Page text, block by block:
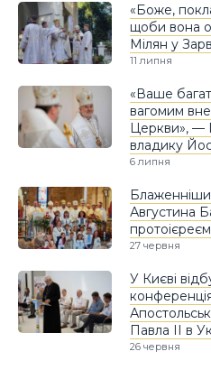
«Боже,
щоби вона
Мілян у
11 липня
«Ваше
вагомим
Церкви», —
владику
6 липня
Августина
протоієреєм
27 червня
У Києві
Павла ІІ в
26 червня